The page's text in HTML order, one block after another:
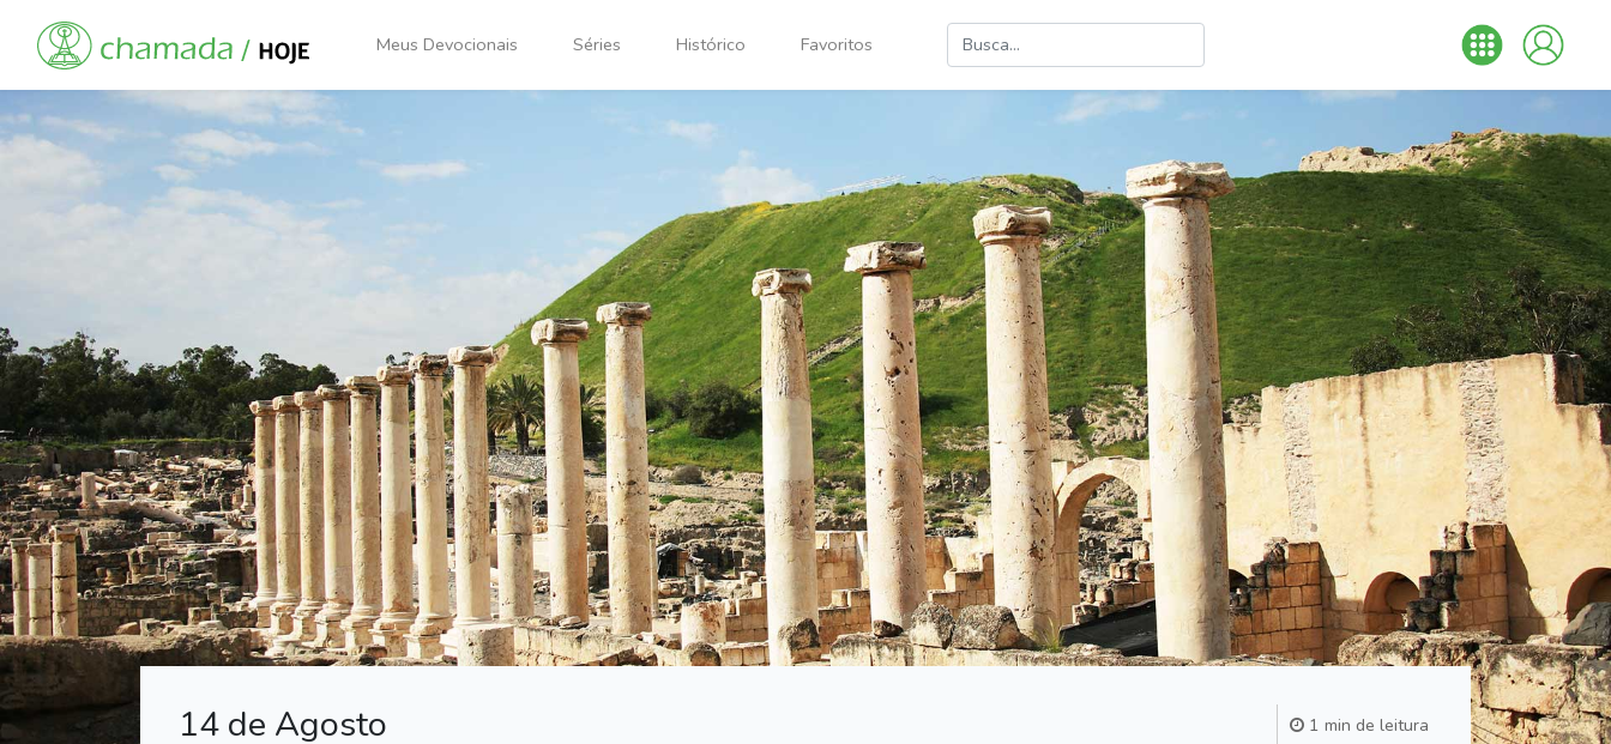
Meus Devocionais Séries Histórico Favoritos
1 min de leitura
14 de Agosto